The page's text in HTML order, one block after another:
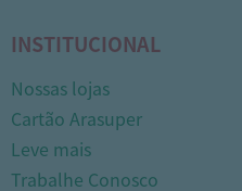
INSTITUCIONAL
Nossas lojas
Cartão Arasuper
Leve mais
Trabalhe Conosco